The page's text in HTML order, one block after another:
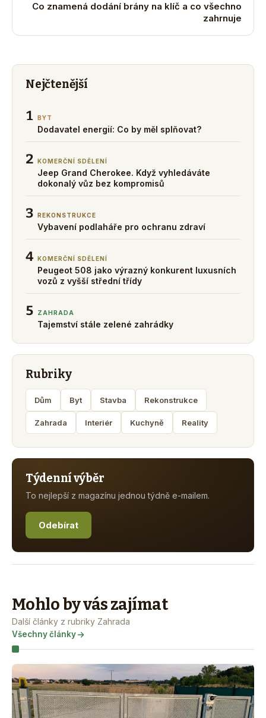
Co znamená dodání brány na klíč a co všechno
zahrnuje
Nejčtenější
1 BYT
Dodavatel energií: Co by měl splňovat?
2 KOMERČNÍ SDĚLENÍ
Jeep Grand Cherokee. Když vyhledáváte
dokonalý vůz bez kompromisů
3 REKONSTRUKCE
Vybavení podlaháře pro ochranu zdraví
4 KOMERČNÍ SDĚLENÍ
Peugeot 508 jako výrazný konkurent luxusních
vozů z vyšší střední třídy
5 ZAHRADA
Tajemství stále zelené zahrádky
Rubriky
Dům Byt Stavba Rekonstrukce
Zahrada Interiér Kuchyně Reality
Týdenní výběr
To nejlepší z magazínu jednou týdně e-mailem.
Odebírat
Mohlo by vás zajímat
Další články z rubriky Zahrada
Všechny články